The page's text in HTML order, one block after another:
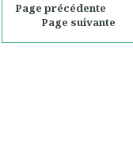
Page précédente
Page suivante